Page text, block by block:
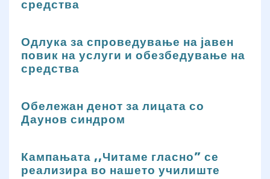
средства
Одлука за спроведување на јавен
повик на услуги и обезбедување на
средства
Обележан денот за лицата со
Даунов синдром
Кампањата ,,Читаме гласно” се
реализира во нашето училиште